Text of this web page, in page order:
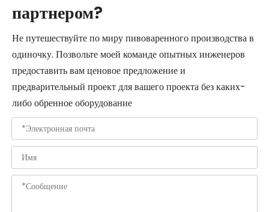
партнером?
Не путешествуйте по миру пивоваренного производства в
одиночку. Позвольте моей команде опытных инженеров
предоставить вам ценовое предложение и
предварительный проект для вашего проекта без каких-
либо обренное оборудование